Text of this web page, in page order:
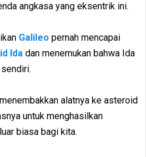
angkasa yang eksentrik ini.
Galileo pernah mencapai
Ida dan menemukan bahwa Ida
alatnya ke asteroid
untuk menghasilkan
biasa bagi kita.